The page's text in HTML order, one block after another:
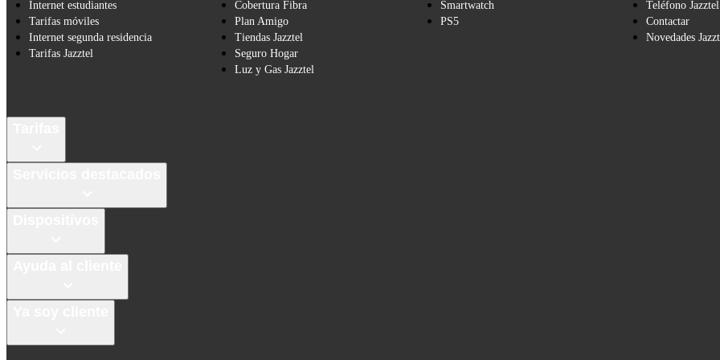
Internet estudiantes
Tarifas móviles
Internet segunda residencia
Tarifas Jazztel
Cobertura Fibra
Plan Amigo
Tiendas Jazztel
Seguro Hogar
Luz y Gas Jazztel
Smartwatch
PS5
Teléfono Jazztel
Contactar
Novedades